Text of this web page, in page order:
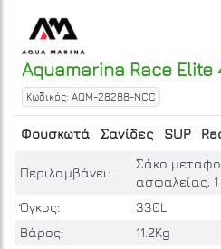
Aquamarina Race Elite
Κωδικός: AQM-28288-NCC
Φουσκωτά Σανίδες SUP
Περιλαμβάνει:
Σάκο
ασφαλείας,
Όγκος:
330L
Βάρος:
11.2Kg